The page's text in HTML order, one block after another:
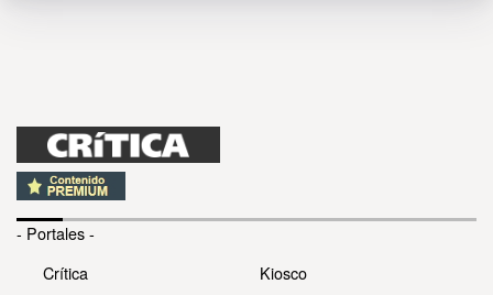
- Portales -
Crítica
Kiosco